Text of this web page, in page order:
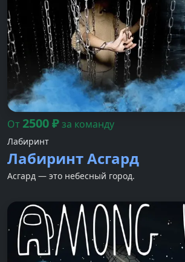
От 2500₽за команду
Лабиринт
Лабиринт Асгард
Асгард — это небесный город.